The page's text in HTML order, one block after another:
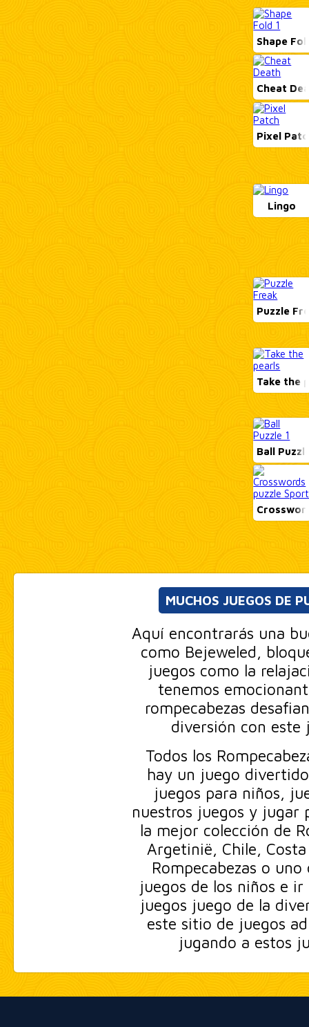
Shape
Cheat
Pixel
Lingo
Puzzle
Take the
Ball
MUCHOS JUEGOS DE
Aquí encontrarás una
como Bejeweled,
juegos como la
tenemos
rompecabezas
diversión con este
Todos los
hay un juego
juegos para niños,
nuestros juegos y jugar
la mejor colección de
Argetinië, Chile,
Rompecabezas o
juegos de los niños e
juegos juego de la
este sitio de juegos
jugando a estos